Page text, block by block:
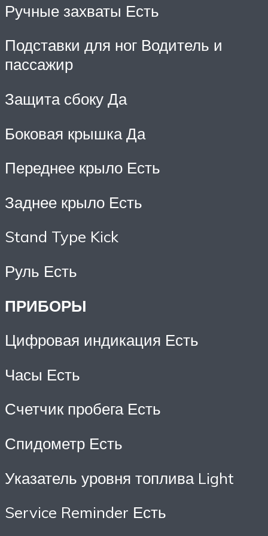
Ручные захваты Есть
Подставки для ног Водитель и
пассажир
Защита сбоку Да
Боковая крышка Да
Переднее крыло Есть
Заднее крыло Есть
Stand Type Kick
Руль Есть
ПРИБОРЫ
Цифровая индикация Есть
Часы Есть
Счетчик пробега Есть
Спидометр Есть
Указатель уровня топлива Light
Service Reminder Есть